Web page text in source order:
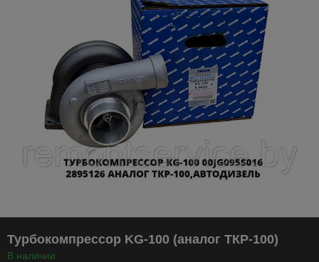
Турбокомпрессор KG-100 (аналог ТКР-100)
В наличии